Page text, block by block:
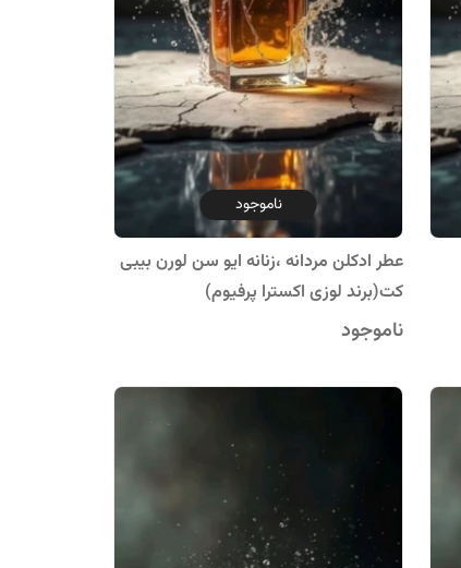
ناموجود
عطر ادکلن مردانه ،زنانه ایو سن لورن بیبی
کت(برند لوزی اکسترا پرفیوم)
ناموجود